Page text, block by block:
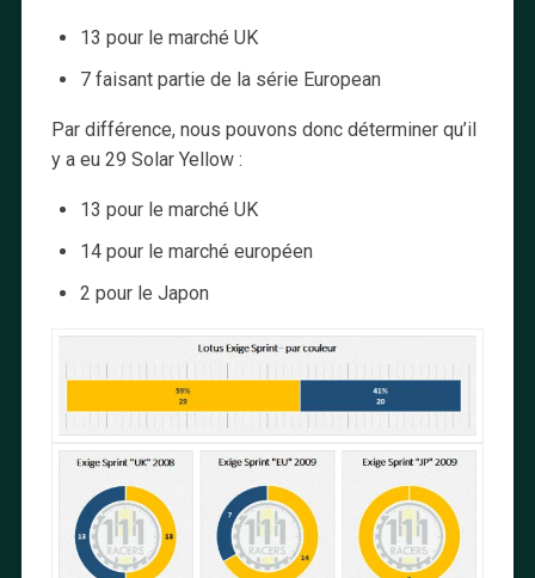
13 pour le marché UK
7 faisant partie de la série European
Par différence, nous pouvons donc déterminer qu’il
y a eu 29 Solar Yellow :
13 pour le marché UK
14 pour le marché européen
2 pour le Japon